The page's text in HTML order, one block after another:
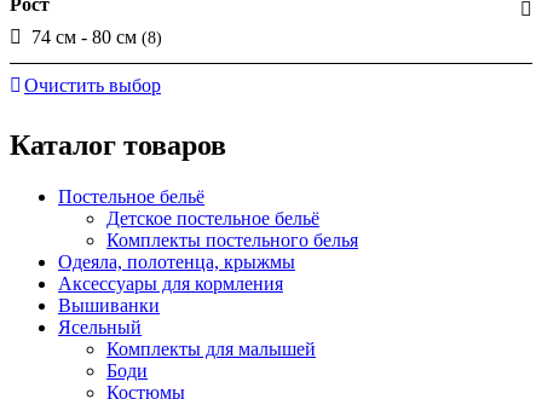
74 см - 80 см (8)
Очистить выбор
Каталог товаров
Постельное бельё
Детское постельное бельё
Комплекты постельного белья
Одеяла, полотенца, крыжмы
Аксессуары для кормления
Вышиванки
Ясельный
Комплекты для малышей
Боди
Костюмы